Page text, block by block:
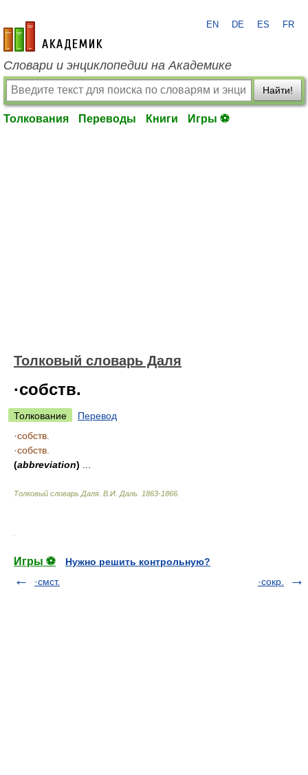
academic.ru
EN DE ES FR
Словари и энциклопедии на Академике
Найти!
Толкования Переводы Книги Игры ⚽
Толковый словарь Даля
·собств.
Толкование
Перевод
·собств.
·собств.
(abbreviation)
Толковый словарь Даля В.И. Даль. 1863-1866
Игры ⚽
Нужно решить контрольную?
·смст.
·сокр.